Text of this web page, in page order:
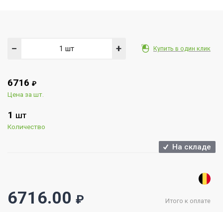
Купить в один клик
− +
6716 ₽
Цена за шт.
1 ШТ
Количество
На складе
Итого к оплате
6716.00 ₽